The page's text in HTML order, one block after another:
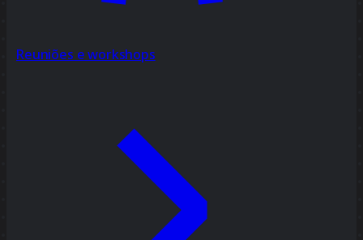
Reuniões e workshops